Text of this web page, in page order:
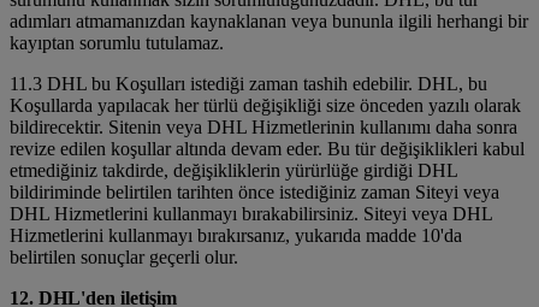
adımları atmamanızdan kaynaklanan veya bununla ilgili herhangi bir
kayıptan sorumlu tutulamaz.
11.3 DHL bu Koşulları istediği zaman tashih edebilir. DHL, bu
Koşullarda yapılacak her türlü değişikliği size önceden yazılı olarak
bildirecektir. Sitenin veya DHL Hizmetlerinin kullanımı daha sonra
revize edilen koşullar altında devam eder. Bu tür değişiklikleri kabul
etmediğiniz takdirde, değişikliklerin yürürlüğe girdiği DHL
bildiriminde belirtilen tarihten önce istediğiniz zaman Siteyi veya
DHL Hizmetlerini kullanmayı bırakabilirsiniz. Siteyi veya DHL
Hizmetlerini kullanmayı bırakırsanız, yukarıda madde 10'da
belirtilen sonuçlar geçerli olur.
12. DHL'den iletişim